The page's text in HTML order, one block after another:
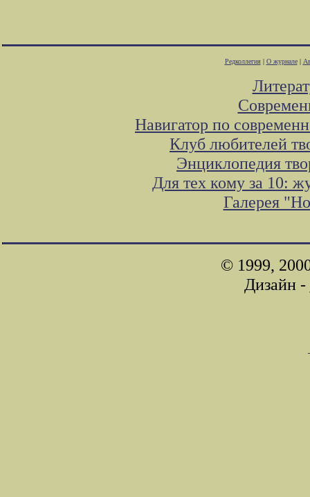
Редколлегия| О журнале|
Навигатор по
Клуб любителей
Энциклопедия
Для тех кому за 10:
Галерея
© 1999,
Дизайн -